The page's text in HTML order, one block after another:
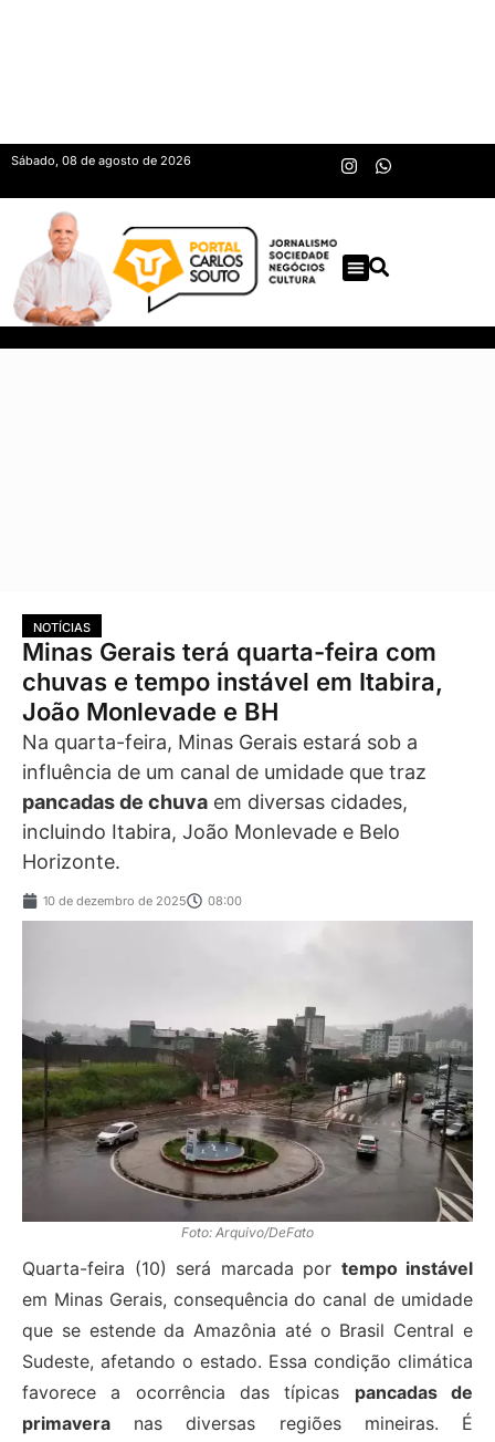
Sábado, 08 de agosto de 2026
NOTÍCIAS
Minas Gerais terá quarta-feira com
chuvas e tempo instável em Itabira,
João Monlevade e BH
Na quarta-feira, Minas Gerais estará sob a
influência de um canal de umidade que traz
pancadas de chuva em diversas cidades,
incluindo Itabira, João Monlevade e Belo
Horizonte.
10 de dezembro de 2025 08:00
Foto: Arquivo/DeFato
Quarta-feira (10) será marcada por tempo instável
em Minas Gerais, consequência do canal de umidade
que se estende da Amazônia até o Brasil Central e
Sudeste, afetando o estado. Essa condição climática
favorece a ocorrência das típicas pancadas de
primavera nas diversas regiões mineiras. É